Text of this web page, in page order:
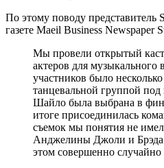
По этому поводу представитель
газете Maeil Business Newspaper
Мы провели открытый
актеров для музыкального
участников было
танцевальной группой под
Шайло была выбрана в
итоге присоединилась
съемок мы понятия не
Анджелины Джоли и Брэда
этом совершенно случайно